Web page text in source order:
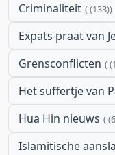
Criminaliteit (133)
Expats praat van
Grensconflicten
Het suffertje van
Hua Hin nieuws
Islamitische